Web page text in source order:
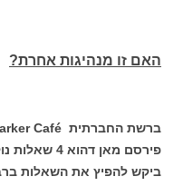
האם זו מנהיגות אחרת?
ברשת החברתית TheMarker Café
פירסם מאן
ביקש להפיץ את השאלות